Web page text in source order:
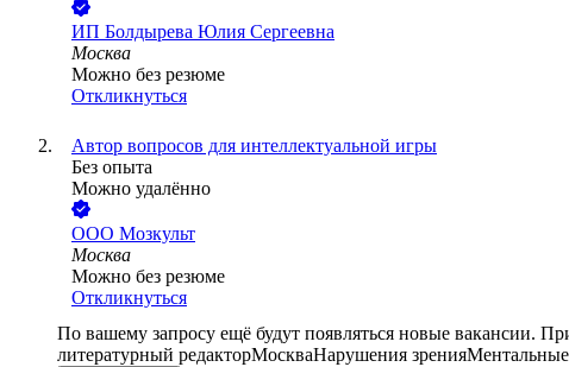
ИП Болдырева Юлия Сергеевна
Москва
Можно без резюме
Откликнуться
Автор вопросов для интеллектуальной игры
Без опыта
Можно удалённо
ООО Мозкульт
Москва
Можно без резюме
Откликнуться
По вашему запросу ещё будут появляться новые вакансии.
литературный редакторМоскваНарушения зрения